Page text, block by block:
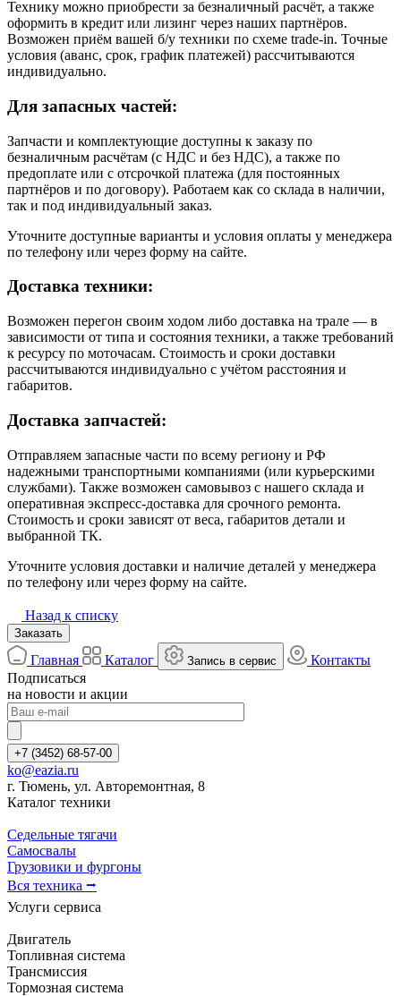
Технику можно приобрести за безналичный расчёт, а также
оформить в кредит или лизинг через наших партнёров.
Возможен приём вашей б/у техники по схеме trade-in. Точные
условия (аванс, срок, график платежей) рассчитываются
индивидуально.
Для запасных частей:
Запчасти и комплектующие доступны к заказу по
безналичным расчётам (с НДС и без НДС), а также по
предоплате или с отсрочкой платежа (для постоянных
партнёров и по договору). Работаем как со склада в наличии,
так и под индивидуальный заказ.
Уточните доступные варианты и условия оплаты у менеджера
по телефону или через форму на сайте.
Доставка техники:
Возможен перегон своим ходом либо доставка на трале — в
зависимости от типа и состояния техники, а также требований
к ресурсу по моточасам. Стоимость и сроки доставки
рассчитываются индивидуально с учётом расстояния и
габаритов.
Доставка запчастей:
Отправляем запасные части по всему региону и РФ
надежными транспортными компаниями (или курьерскими
службами). Также возможен самовывоз с нашего склада и
оперативная экспресс-доставка для срочного ремонта.
Стоимость и сроки зависят от веса, габаритов детали и
выбранной ТК.
Уточните условия доставки и наличие деталей у менеджера
по телефону или через форму на сайте.
Назад к списку
Заказать
Главная Каталог Запись в сервис
Контакты
Подписаться
на новости и акции
+7 (3452) 68-57-00
ko@eazia.ru
г. Тюмень, ул. Авторемонтная, 8
Каталог техники
Седельные тягачи
Самосвалы
Грузовики и фургоны
Вся техника ⭢
Услуги сервиса
Двигатель
Топливная система
Трансмиссия
Тормозная система